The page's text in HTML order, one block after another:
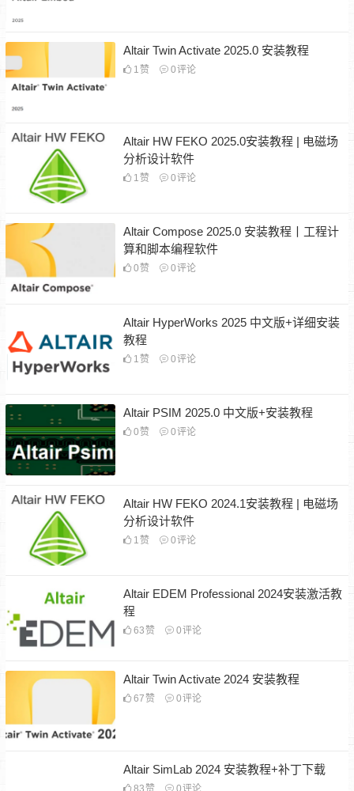
Altair Twin Activate 2025.0 安装教程
1 赞 0评论
Altair HW FEKO 2025.0安装教程 | 电磁场
分析设计软件
1 赞 0评论
Altair Compose 2025.0 安装教程丨工程计
算和脚本编程软件
0 赞 0评论
Altair HyperWorks 2025 中文版+详细安装
教程
1 赞 0评论
Altair PSIM 2025.0 中文版+安装教程
0 赞 0评论
Altair HW FEKO 2024.1安装教程 | 电磁场
分析设计软件
1 赞 0评论
Altair EDEM Professional 2024安装激活教
程
63 赞 0评论
Altair Twin Activate 2024 安装教程
67 赞 0评论
Altair SimLab 2024 安装教程+补丁下载
83 赞 0评论